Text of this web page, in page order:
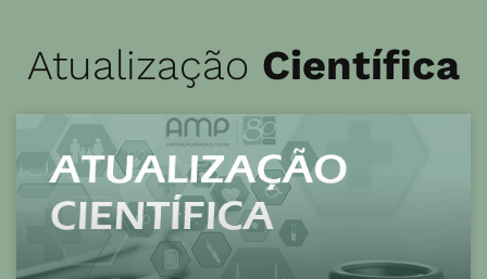
Atualização Científica